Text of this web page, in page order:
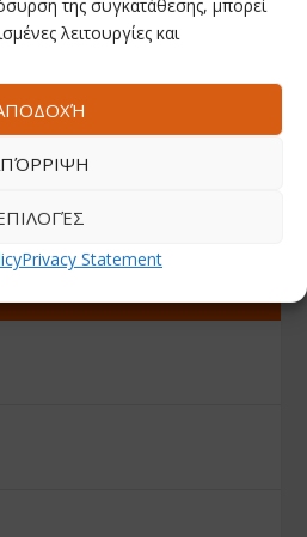
της συγκατάθεσης, μπορεί
λειτουργίες και
Privacy Statement